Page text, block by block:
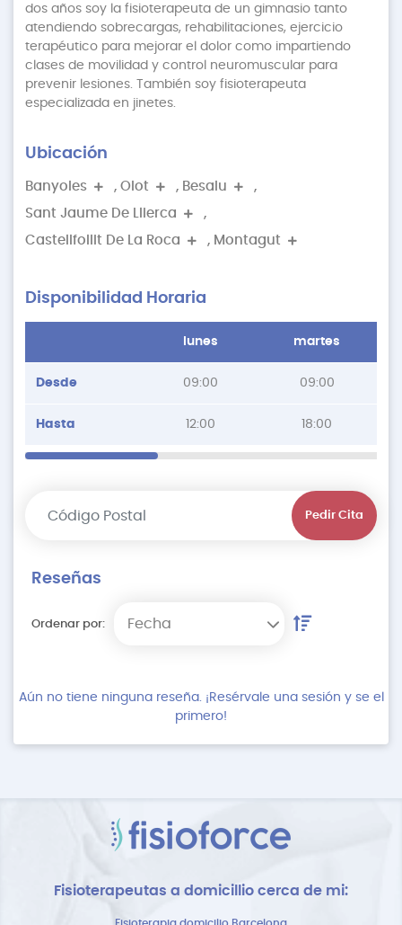
dos años soy la fisioterapeuta de un gimnasio tanto
atendiendo sobrecargas, rehabilitaciones, ejercicio
terapéutico para mejorar el dolor como impartiendo
clases de movilidad y control neuromuscular para
prevenir lesiones. También soy fisioterapeuta
especializada en jinetes.
Ubicación
Banyoles , Olot , Besalu
,
Sant Jaume De Llierca
,
Castellfollit De La Roca
, Montagut
Disponibilidad Horaria
lunes martes
Desde 09:00 09:00
Hasta 12:00 18:00
Pedir Cita
Reseñas
Ordenar por: Fecha
Aún no tiene ninguna reseña. ¡Resérvale una sesión y se el
primero!
Fisioterapeutas a domicillio cerca de mi: